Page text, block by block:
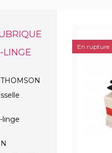
LINGE
linge
En rupture